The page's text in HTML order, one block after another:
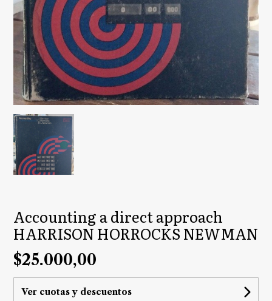
Accounting a direct approach
HARRISON HORROCKS NEWMAN
$25.000,00
Ver cuotas y descuentos